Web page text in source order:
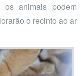
os animais podem
o recinto ao ar